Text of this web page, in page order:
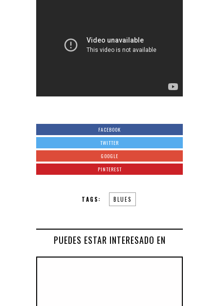
FACEBOOK
TWITTER
GOOGLE
PINTEREST
TAGS: BLUES
PUEDES ESTAR INTERESADO EN